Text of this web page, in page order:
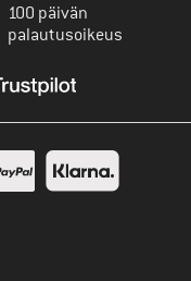
100 päivän
palautusoikeus